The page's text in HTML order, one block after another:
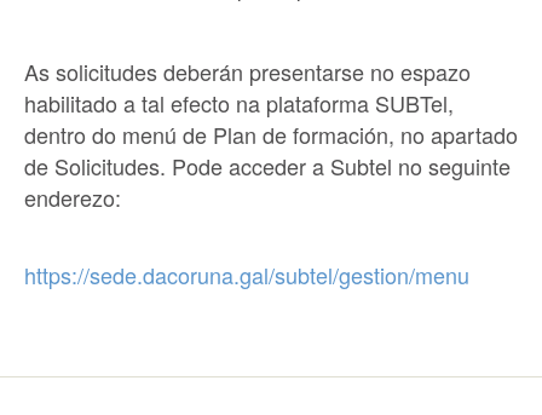
As solicitudes deberán presentarse no espazo
habilitado a tal efecto na plataforma SUBTel,
dentro do menú de Plan de formación, no apartado
de Solicitudes. Pode acceder a Subtel no seguinte
enderezo:
https://sede.dacoruna.gal/subtel/gestion/menu